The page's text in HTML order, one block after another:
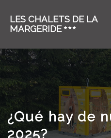
LES CHALETS DE LA
MARGERIDE
¿Qué hay de
2025?